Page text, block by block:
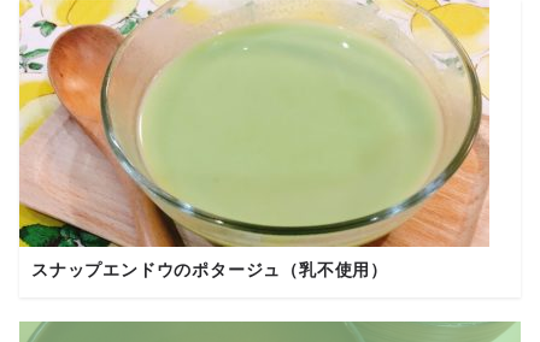
スナップエンドウのポタージュ（乳不使用）